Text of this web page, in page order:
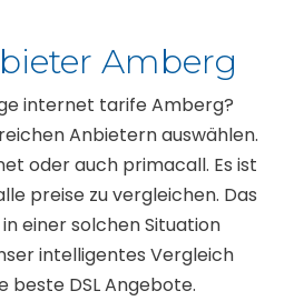
Amberg
internet tarife Amberg?
Anbietern auswählen.
oder auch primacall. Es ist
preise zu vergleichen. Das
einer solchen Situation
intelligentes Vergleich
beste DSL Angebote.